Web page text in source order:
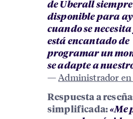
de Uberall
disponible para
cuando se
está encantado de
programar un
se adapte a
—Administrador en
Respuesta a
simplificada:«Me